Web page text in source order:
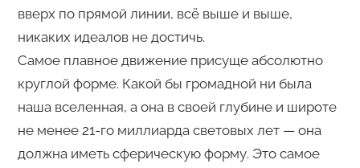
вверх по прямой линии, всё выше и выше,
никаких идеалов не достичь.
Самое плавное движение присуще абсолютно
круглой форме. Какой бы громадной ни была
наша вселенная, а она в своей глубине и широте
не менее 21-го миллиарда световых лет — она
должна иметь сферическую форму. Это самое